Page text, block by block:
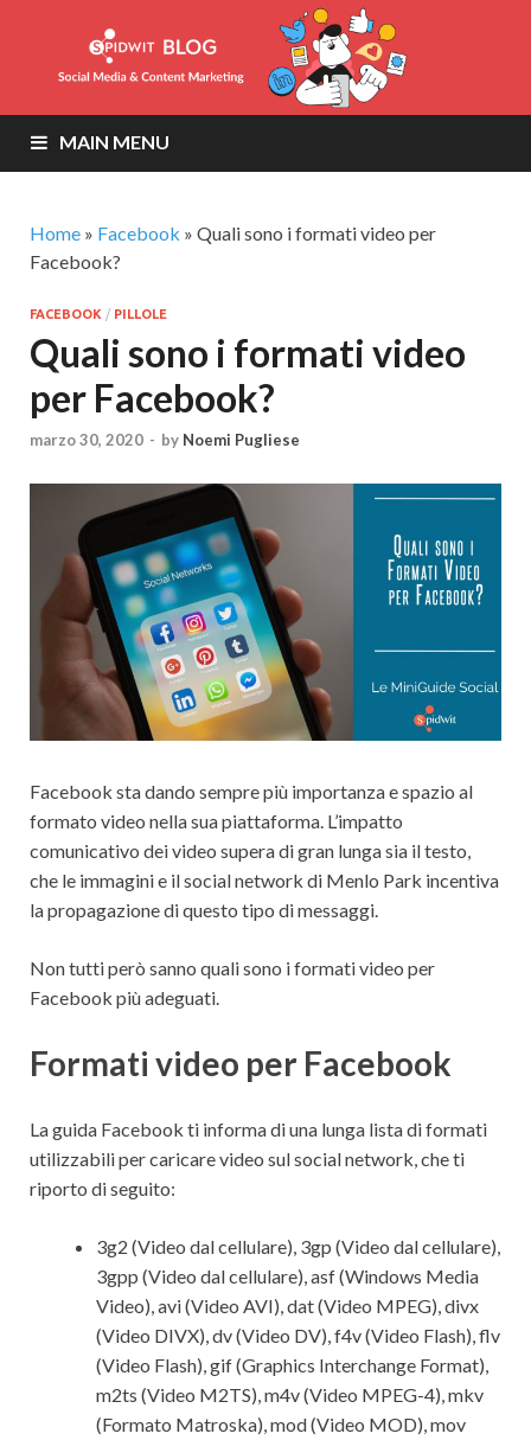
MAIN MENU
Home » Facebook » Quali sono i formati video per
Facebook?
FACEBOOK / PILLOLE
Quali sono i formati video
per Facebook?
marzo 30, 2020 - by Noemi Pugliese
Facebook sta dando sempre più importanza e spazio al
formato video nella sua piattaforma. L’impatto
comunicativo dei video supera di gran lunga sia il testo,
che le immagini e il social network di Menlo Park incentiva
la propagazione di questo tipo di messaggi.
Non tutti però sanno quali sono i formati video per
Facebook più adeguati.
Formati video per Facebook
La guida Facebook ti informa di una lunga lista di formati
utilizzabili per caricare video sul social network, che ti
riporto di seguito:
3g2 (Video dal cellulare), 3gp (Video dal cellulare),
3gpp (Video dal cellulare), asf (Windows Media
Video), avi (Video AVI), dat (Video MPEG), divx
(Video DIVX), dv (Video DV), f4v (Video Flash), flv
(Video Flash), gif (Graphics Interchange Format),
m2ts (Video M2TS), m4v (Video MPEG-4), mkv
(Formato Matroska), mod (Video MOD), mov